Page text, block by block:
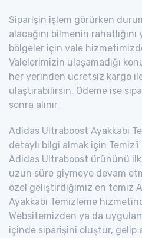
Siparişin işlem görürken
alacağını bilmenin
bölgeler için vale
Valelerimizin ulaşamadığı
her yerinden ücretsiz kargo
ulaştırabilirsin. Ödeme ise
sonra alınır.
Adidas Ultraboost Ayakkabı
detaylı bilgi almak için
Adidas Ultraboost ürününü
uzun süre giymeye devam
özel geliştirdiğimiz en temiz
Ayakkabı Temizleme
Websitemizden ya da
içinde siparişini oluştur, gelip